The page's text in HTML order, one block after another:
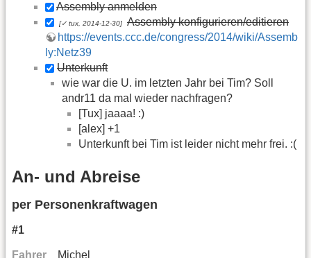
Assembly anmelden
[✓ tux, 2014-12-30]
Assembly konfigurieren/editieren
https://events.ccc.de/congress/2014/wiki/Assemb
ly:Netz39
Unterkunft
wie war die U. im letzten Jahr bei Tim? Soll
andr11 da mal wieder nachfragen?
[Tux] jaaaa! :)
[alex] +1
Unterkunft bei Tim ist leider nicht mehr frei. :(
An- und Abreise
per Personenkraftwagen
#1
Fahrer
Michel